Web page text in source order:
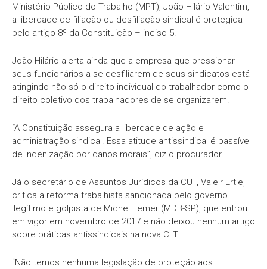
Ministério Público do Trabalho (MPT), João Hilário Valentim,
a liberdade de filiação ou desfiliação sindical é protegida
pelo artigo 8º da Constituição – inciso 5.
João Hilário alerta ainda que a empresa que pressionar
seus funcionários a se desfiliarem de seus sindicatos está
atingindo não só o direito individual do trabalhador como o
direito coletivo dos trabalhadores de se organizarem.
“A Constituição assegura a liberdade de ação e
administração sindical. Essa atitude antissindical é passível
de indenização por danos morais”, diz o procurador.
Já o secretário de Assuntos Jurídicos da CUT, Valeir Ertle,
critica a reforma trabalhista sancionada pelo governo
ilegítimo e golpista de Michel Temer (MDB-SP), que entrou
em vigor em novembro de 2017 e não deixou nenhum artigo
sobre práticas antissindicais na nova CLT.
“Não temos nenhuma legislação de proteção aos